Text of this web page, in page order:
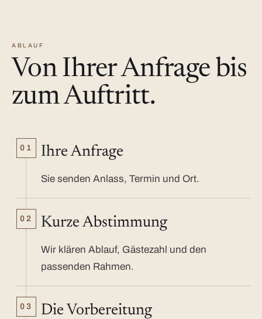
ABLAUF
Von Ihrer Anfrage bis
zum Auftritt.
01 Ihre Anfrage
Sie senden Anlass, Termin und Ort.
02 Kurze Abstimmung
Wir klären Ablauf, Gästezahl und den
passenden Rahmen.
03 Die Vorbereitung